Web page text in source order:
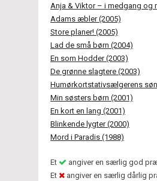
Anja & Viktor – i medgang og
Adams æbler (2005)
Store planer! (2005)
Lad de små børn (2004)
En som Hodder (2003)
De grønne slagtere (2003)
Humørkortstativsælgerens
Min søsters børn (2001)
En kort en lang (2001)
Blinkende lygter (2000)
Mord i Paradis (1988)
Et
angiver en særlig god
Et
angiver en særlig dårlig